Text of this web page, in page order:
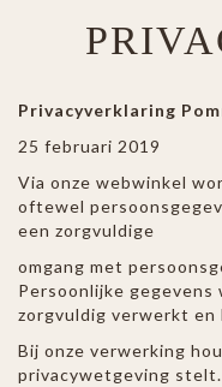
Privacyverklaring
25 februari 2019
Via onze webwinkel
oftewel
een zorgvuldige
omgang met
Persoonlijke gegevens
zorgvuldig verwerkt en
Bij onze verwerking
privacywetgeving